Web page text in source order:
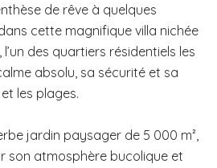
de rêve à quelques
cette magnifique villa nichée
des quartiers résidentiels les
absolu, sa sécurité et sa
les plages.
jardin paysager de 5 000 m²,
son atmosphère bucolique et